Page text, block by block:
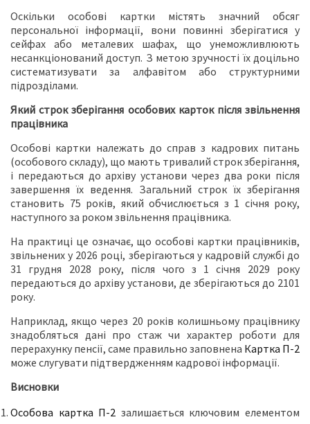
Оскільки особові картки містять значний обсяг
персональної інформації, вони повинні зберігатися у
сейфах або металевих шафах, що унеможливлюють
несанкціонований доступ. З метою зручності їх доцільно
систематизувати за алфавітом або структурними
підрозділами.
Який строк зберігання особових карток після звільнення
працівника
Особові картки належать до справ з кадрових питань
(особового складу), що мають тривалий строк зберігання,
і передаються до архіву установи через два роки після
завершення їх ведення. Загальний строк їх зберігання
становить 75 років, який обчислюється з 1 січня року,
наступного за роком звільнення працівника.
На практиці це означає, що особові картки працівників,
звільнених у 2026 році, зберігаються у кадровій службі до
31 грудня 2028 року, після чого з 1 січня 2029 року
передаються до архіву установи, де зберігаються до 2101
року.
Наприклад, якщо через 20 років колишньому працівнику
знадобляться дані про стаж чи характер роботи для
перерахунку пенсії, саме правильно заповнена Картка П-2
може слугувати підтвердженням кадрової інформації.
Висновки
Особова картка П-2 залишається ключовим елементом